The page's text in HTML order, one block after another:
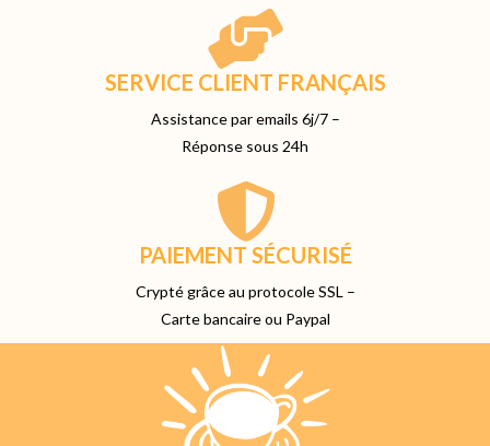
SERVICE CLIENT FRANÇAIS
Assistance par emails 6j/7 –
Réponse sous 24h
PAIEMENT SÉCURISÉ
Crypté grâce au protocole SSL –
Carte bancaire ou Paypal